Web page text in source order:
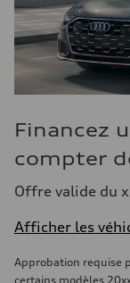
Financez
compter
Offre valide du
Afficher les
Approbation requise
certains modèles